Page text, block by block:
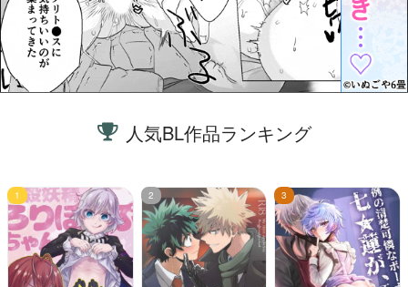
人気BL作品ランキング